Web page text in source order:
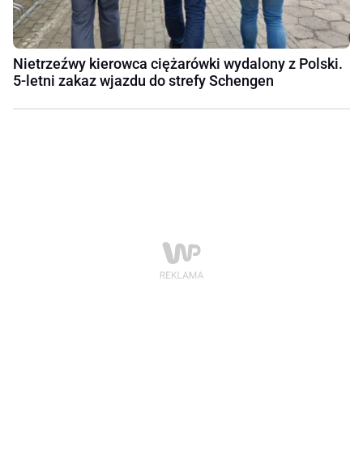
Nietrzeźwy kierowca ciężarówki wydalony z Polski.
5-letni zakaz wjazdu do strefy Schengen